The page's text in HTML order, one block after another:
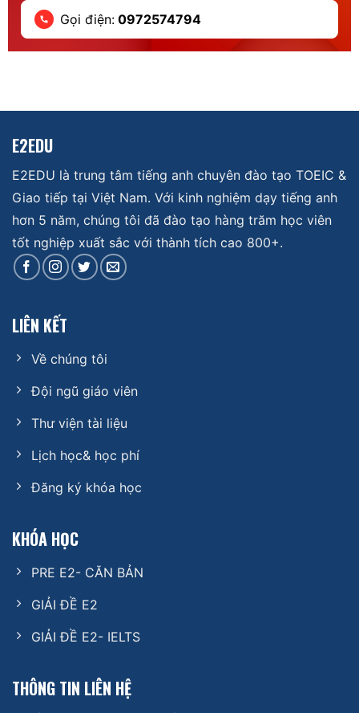
Gọi điện: 0972574794
E2EDU
E2EDU là trung tâm tiếng anh chuyên đào tạo TOEIC &
Giao tiếp tại Việt Nam. Với kinh nghiệm dạy tiếng anh
hơn 5 năm, chúng tôi đã đào tạo hàng trăm học viên
tốt nghiệp xuất sắc với thành tích cao 800+.
LIÊN KẾT
Về chúng tôi
Đội ngũ giáo viên
Thư viện tài liệu
Lịch học& học phí
Đăng ký khóa học
KHÓA HỌC
PRE E2- CĂN BẢN
GIẢI ĐỀ E2
GIẢI ĐỀ E2- IELTS
THÔNG TIN LIÊN HỆ